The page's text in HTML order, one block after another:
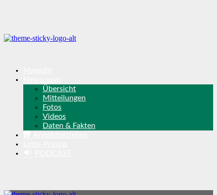
Übersicht
Mitteilungen
Fotos
Videos
Daten & Fakten